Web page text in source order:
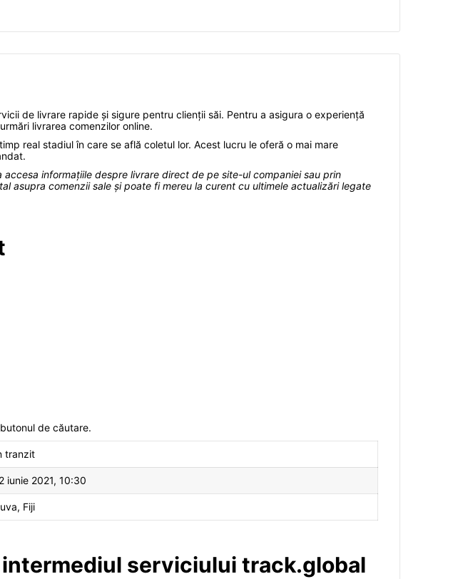
de livrare rapide și sigure pentru clienții săi. Pentru a asigura o experiență
livrarea comenzilor online.
real stadiul în care se află coletul lor. Acest lucru le oferă o mai mare
informațiile despre livrare direct de pe site-ul companiei sau prin
asupra comenzii sale și poate fi mereu la curent cu ultimele actualizări legate
de căutare.
tranzit
iunie 2021, 10:30
Fiji
serviciului track.global